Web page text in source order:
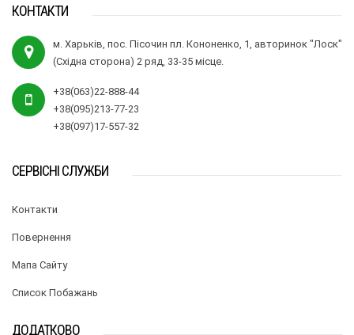
КОНТАКТИ
м. Харьків, пос. Пісочин пл. Кононенко, 1, авторинок "Лоск"
(Східна сторона) 2 ряд, 33-35 місце.
+38(063)22-888-44
+38(095)213-77-23
+38(097)17-557-32
СЕРВІСНІ СЛУЖБИ
Контакти
Повернення
Мапа Сайту
Список Побажань
ДОДАТКОВО